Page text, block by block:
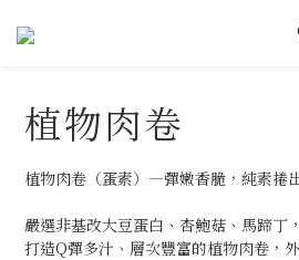
植物肉卷
植物肉卷（蛋素）—彈嫩香脆，純素捲
嚴選非基改大豆蛋白、杏鮑菇、馬蹄丁
打造Q彈多汁、層次豐富的植物肉卷，